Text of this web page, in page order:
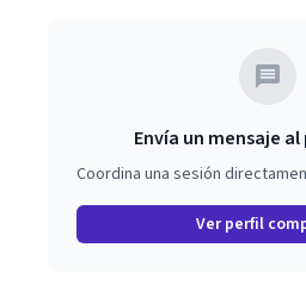
Envía un mensaje
Coordina una sesión
Ver perfil